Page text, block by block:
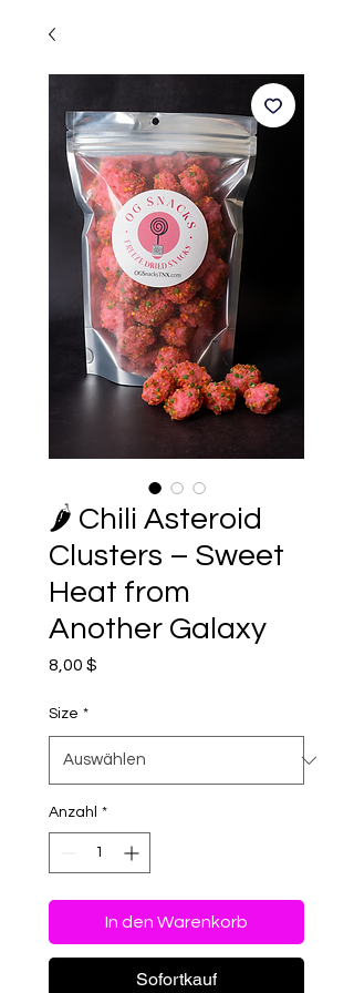
🌶️ Chili Asteroid
Clusters – Sweet
Heat from
Another Galaxy
8,00 $
Size *
Anzahl *
In den Warenkorb
Sofortkauf